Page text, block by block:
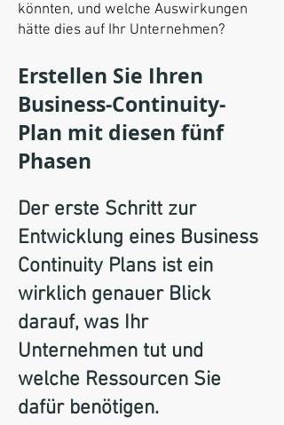
könnten, und welche Auswirkungen
hätte dies auf Ihr Unternehmen?
Erstellen Sie Ihren
Business-Continuity-
Plan mit diesen fünf
Phasen
Der erste Schritt zur
Entwicklung eines Business
Continuity Plans ist ein
wirklich genauer Blick
darauf, was Ihr
Unternehmen tut und
welche Ressourcen Sie
dafür benötigen.